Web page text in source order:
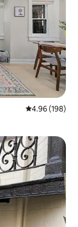
Calificación
4.96 (198)